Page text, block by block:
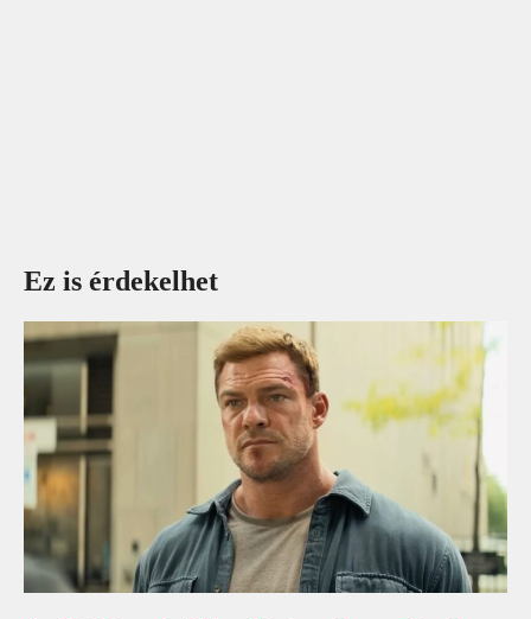
Ez is érdekelhet